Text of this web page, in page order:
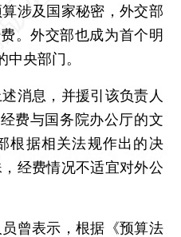
涉及国家秘密，外交部
。外交部也成为首个明
中央部门。
息，并援引该负责人
费与国务院办公厅的文
根据相关法规作出的决
经费情况不适宜对外公
曾表示，根据《预算法